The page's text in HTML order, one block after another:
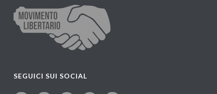
SEGUICI SUI SOCIAL